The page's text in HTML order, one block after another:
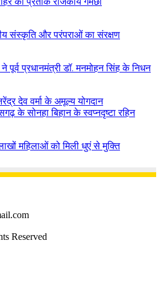
संस्कृति और परंपराओं का संरक्षण
पूर्व प्रधानमंत्री डॉ. मनमोहन सिंह के निधन
के सोनहा बिहान के स्वप्नदृष्टा रहिन
महिलाओं को मिली धुएं से मुक्ति
Reserved